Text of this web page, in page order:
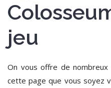
jeu
On vous offre de
cette page que vous soyez